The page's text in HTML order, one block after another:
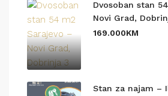
Dvosoban stan
Novi Grad,
169.000KM
Stan za najam –